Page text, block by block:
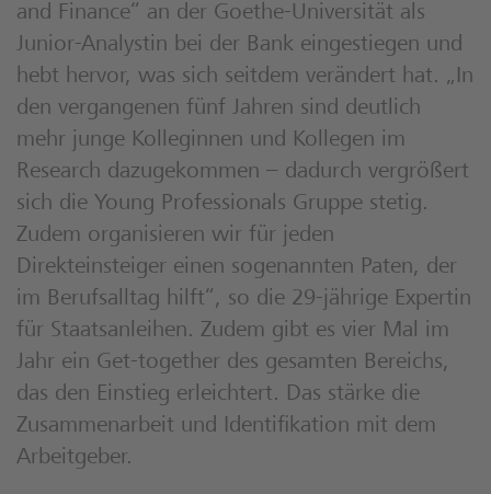
and Finance“ an der Goethe-Universität als
Junior-Analystin bei der Bank eingestiegen und
hebt hervor, was sich seitdem verändert hat. „In
den vergangenen fünf Jahren sind deutlich
mehr junge Kolleginnen und Kollegen im
Research dazugekommen – dadurch vergrößert
sich die Young Professionals Gruppe stetig.
Zudem organisieren wir für jeden
Direkteinsteiger einen sogenannten Paten, der
im Berufsalltag hilft“, so die 29-jährige Expertin
für Staatsanleihen. Zudem gibt es vier Mal im
Jahr ein Get-together des gesamten Bereichs,
das den Einstieg erleichtert. Das stärke die
Zusammenarbeit und Identifikation mit dem
Arbeitgeber.